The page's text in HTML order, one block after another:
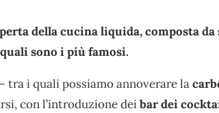
della cucina liquida, composta
sono i più famosi.
tra i quali possiamo annoverare la
con l’introduzione deibar dei